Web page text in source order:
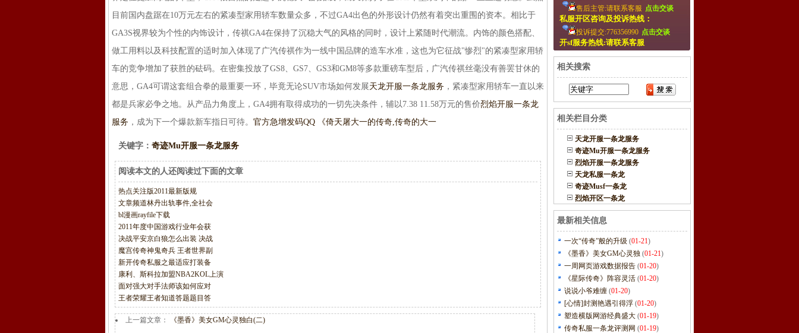
目前国内盘踞在10万元左右的紧凑型家用轿车数量众多，不过GA4出色的外形设计仍然有着突出重围的资本。相比于
GA3S视界较为个性的内饰设计，传祺GA4在保持了沉稳大气的风格的同时，设计上紧随时代潮流。内饰的颜色搭配、
做工用料以及科技配置的适时加入体现了广汽传祺作为一线中国品牌的造车水准，这也为它征战"惨烈"的紧凑型家用轿
车的竞争增加了获胜的砝码。在密集投放了GS8、GS7、GS3和GM8等多款重磅车型后，广汽传祺丝毫没有善罢甘休的
意思，GA4可谓这套组合拳的最重要一环，毕竟无论SUV市场如何发展天龙开服一条龙服务 ，紧凑型家用轿车一直以来
都是兵家必争之地。从产品力角度上，GA4拥有取得成功的一切先决条件，辅以7.38 11.58万元的售价烈焰开服一条龙
服务 ，成为下一个爆款新车指日可待。 官方急增发码QQ 《倚天屠大一的传奇,传奇的大一
关键字： 奇迹Mu开服一条龙服务
阅读本文的人还阅读过下面的文章
热点关注版2011最新版规
文章频道林丹出轨事件,全社会
bl漫画rayfile下载
2011年度中国游戏行业年会获
决战平安京白狼怎么出装 决战
魔宫传奇神鬼奇兵 王者世界副
新开传奇私服之最适应打装备
康利、斯科拉加盟NBA2KOL上演
面对强大对手法师该如何应对
王者荣耀王者知道答题题目答
上一篇文章： 《墨香》美女GM心灵独白(二)
售后主管:请联系客服 点击交谈
私服开区咨询及投诉热线：
投诉提交:776356990 点击交谈
开sf服务热线:请联系客服
相关搜索
相关栏目分类
天龙开服一条龙服务
奇迹Mu开服一条龙服务
烈焰开服一条龙服务
天龙私服一条龙
奇迹Musf一条龙
烈焰开区一条龙
最新相关信息
一次“传奇”般的升级 (01-21)
《墨香》美女GM心灵独 (01-21)
一周网页游戏数据报告 (01-20)
《星际传奇》阵容灵活 (01-20)
说说小爷难缠 (01-20)
[心情]封测艳遇引得浮 (01-20)
塑造横版网游经典盛大 (01-19)
传奇私服一条龙评测网 (01-19)